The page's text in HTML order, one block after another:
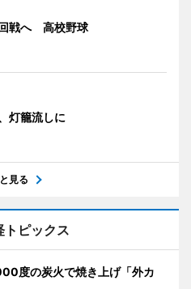
戦へ 高校野球
灯籠流しに
見る
トピックス
度の炭火で焼き上げ「外カ